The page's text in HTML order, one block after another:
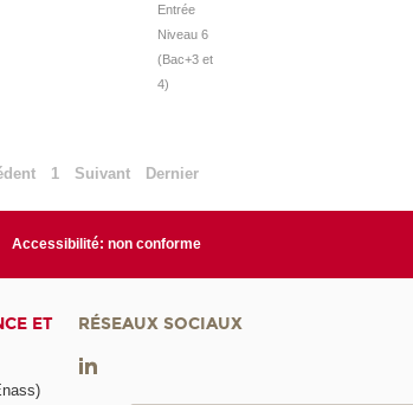
Entrée
Niveau 6
(Bac+3 et
4)
1 Suivant Dernier
Accessibilité: non conforme
ET
RÉSEAUX SOCIAUX